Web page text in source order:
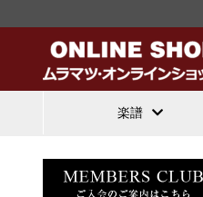
楽譜